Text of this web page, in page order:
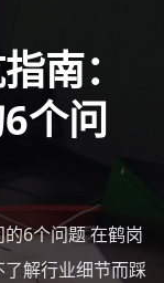
南：
个问
6个问题 在鹤岗
解行业细节而踩